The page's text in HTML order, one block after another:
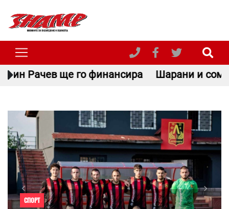
Шарани и сомове в Пазарджишко:
СПОРТ
Previous Next